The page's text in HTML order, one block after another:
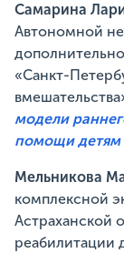
Самарина
Автономной
«Санкт-
модели
помощи детям
Мельникова
комплексной
Астраханской
реабилитации